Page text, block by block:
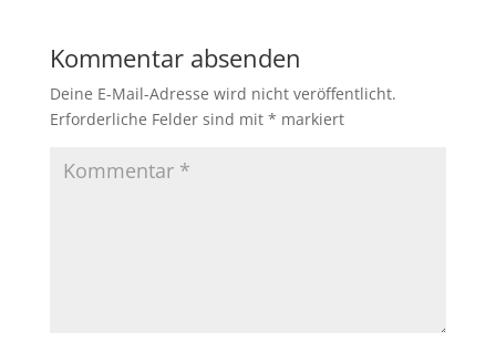
Kommentar absenden
Deine E-Mail-Adresse wird nicht veröffentlicht.
Erforderliche Felder sind mit * markiert